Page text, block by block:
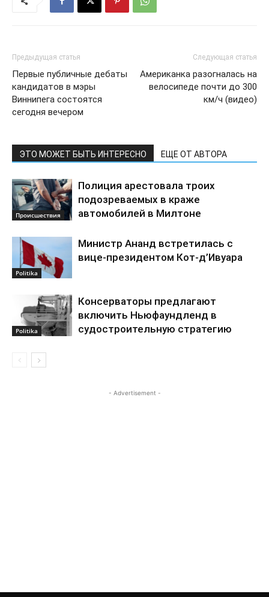
Предыдущая статья
Первые публичные дебаты
кандидатов в мэры
Виннипега состоятся
сегодня вечером
Следующая статья
Американка разогналась на
велосипеде почти до 300
км/ч (видео)
ЭТО МОЖЕТ БЫТЬ ИНТЕРЕСНО ЕЩЕ ОТ АВТОРА
Происшествия
Полиция арестовала троих
подозреваемых в краже
автомобилей в Милтоне
Politika
Министр Ананд встретилась с
вице-президентом Кот-д’Ивуара
Politika
Консерваторы предлагают
включить Ньюфаундленд в
судостроительную стратегию
- Advertisement -